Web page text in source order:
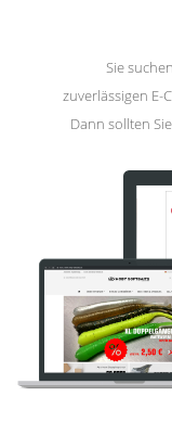
Sie
zuverlässigen E-
Dann sollten